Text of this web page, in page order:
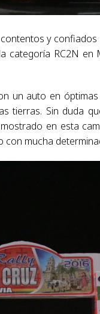
y
categoría RC2N en
un auto en
tierras. Sin duda
en esta
con mucha